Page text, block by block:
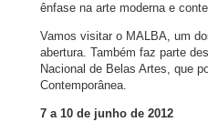
ênfase na arte moderna e
Vamos visitar o MALBA, um
abertura. Também faz parte
Nacional de Belas Artes, que
Contemporânea.
7 a 10 de junho de 2012